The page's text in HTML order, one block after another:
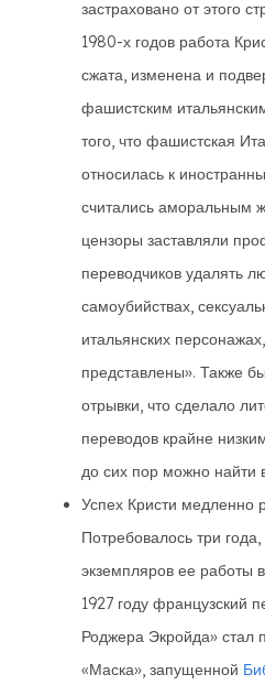
застраховано от этого
1980-х годов работа
сжата, изменена и
фашистским
того, что фашистская
относилась к
считались аморальным
цензоры заставляли
переводчиков удалять
самоубийствах,
итальянских
представлены». Также
отрывки, что сделало
переводов крайне
до сих пор можно найти
Успех Кристи медленно
Потребовалось три
экземпляров ее работы
1927 году французский
Роджера Экройда»
«Маска», запущенной